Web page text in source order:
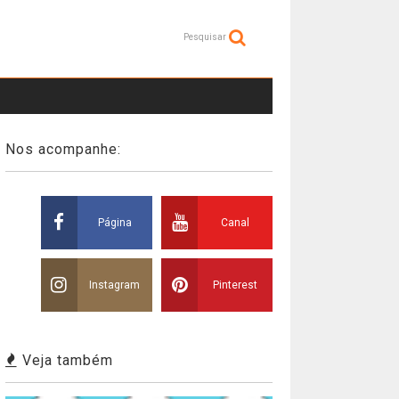
Pesquisar
Nos acompanhe:
Página Canal
Instagram Pinterest
Veja também